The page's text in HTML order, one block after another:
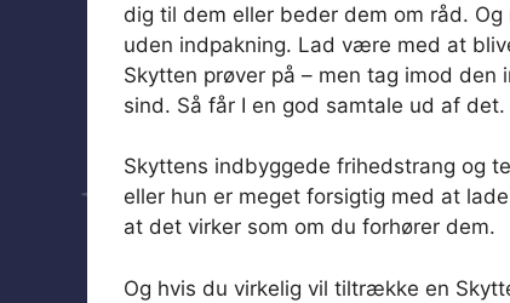
dig til dem eller beder dem om råd.
uden indpakning. Lad være med at
Skytten prøver på – men tag imod
sind. Så får I en god samtale ud af det.
Skyttens indbyggede frihedstrang og
eller hun er meget forsigtig med at
at det virker som om du forhører dem.
Og hvis du virkelig vil tiltrække en